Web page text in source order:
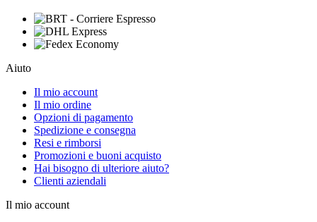
Aiuto
Il mio account
Il mio ordine
Opzioni di pagamento
Spedizione e consegna
Resi e rimborsi
Promozioni e buoni acquisto
Hai bisogno di ulteriore aiuto?
Clienti aziendali
Il mio account